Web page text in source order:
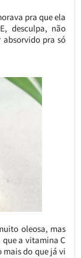
pra que ela
desculpa, não
absorvido pra só
oleosa, mas
a vitamina C
do que já vi